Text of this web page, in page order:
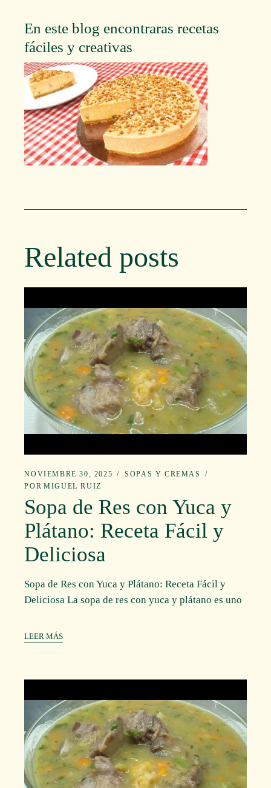
En este blog encontraras recetas
fáciles y creativas
Related posts
NOVIEMBRE 30, 2025
SOPAS Y CREMAS
POR MIGUEL RUIZ
Sopa de Res con Yuca y
Plátano: Receta Fácil y
Deliciosa
Sopa de Res con Yuca y Plátano: Receta Fácil y
Deliciosa La sopa de res con yuca y plátano es uno
LEER MÁS